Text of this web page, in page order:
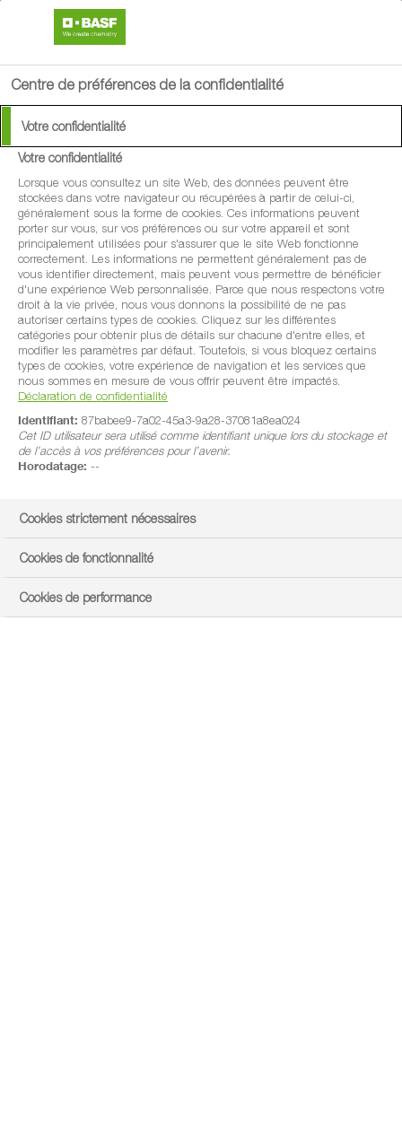
Centre de préférences de la confidentialité
Votre confidentialité
Votre confidentialité
Lorsque vous consultez un site Web, des données peuvent être
stockées dans votre navigateur ou récupérées à partir de celui-ci,
généralement sous la forme de cookies. Ces informations peuvent
porter sur vous, sur vos préférences ou sur votre appareil et sont
principalement utilisées pour s'assurer que le site Web fonctionne
correctement. Les informations ne permettent généralement pas de
vous identifier directement, mais peuvent vous permettre de bénéficier
d'une expérience Web personnalisée. Parce que nous respectons votre
droit à la vie privée, nous vous donnons la possibilité de ne pas
autoriser certains types de cookies. Cliquez sur les différentes
catégories pour obtenir plus de détails sur chacune d'entre elles, et
modifier les paramètres par défaut. Toutefois, si vous bloquez certains
types de cookies, votre expérience de navigation et les services que
nous sommes en mesure de vous offrir peuvent être impactés.
Déclaration de confidentialité
Identifiant: 87babee9-7a02-45a3-9a28-37081a8ea024
Cet ID utilisateur sera utilisé comme identifiant unique lors du stockage et
de l’accès à vos préférences pour l’avenir.
Horodatage: --
Cookies strictement nécessaires
Cookies de fonctionnalité
Cookies de performance